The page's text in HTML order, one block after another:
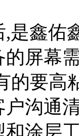
是鑫佑
的屏幕
的要高
沟通
涂层